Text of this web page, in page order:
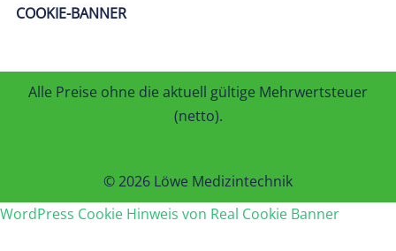
COOKIE-BANNER
Alle Preise ohne die aktuell gültige Mehrwertsteuer
(netto).
© 2026 Löwe Medizintechnik
WordPress Cookie Hinweis von Real Cookie Banner